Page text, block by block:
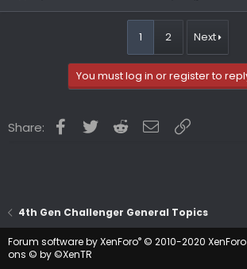
1 2 Next
You must log in or register to
Share: Facebook
TwitterRedditEmailLink
4th Gen Challenger General Topics
Forum software by XenForo® © 2010-2020 XenForo
ons © by ©XenTR